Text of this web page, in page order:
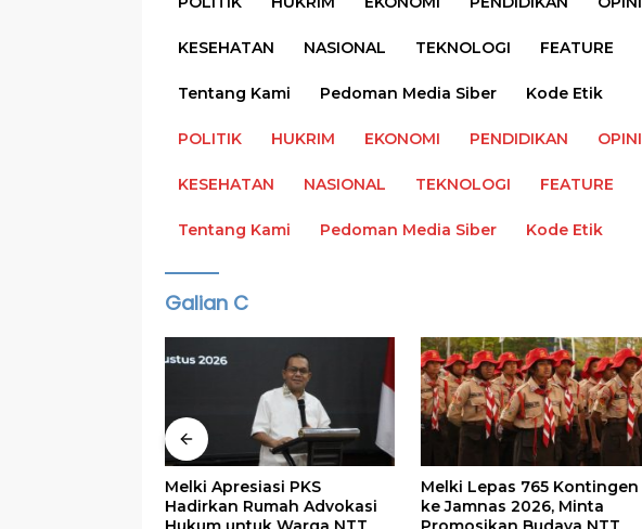
KESEHATAN NASIONAL TEKNOLOGI FEATURE
Tentang Kami Pedoman Media Siber Kode Etik
POLITIK HUKRIM EKONOMI PENDIDIKAN OPINI
KESEHATAN NASIONAL TEKNOLOGI FEATURE
Tentang Kami Pedoman Media Siber Kode Etik
Galian C
Melki Apresiasi PKS
Hadirkan Rumah Advokasi
Melki Lepas 765 Kontingen
ke Jamnas 2026, Minta